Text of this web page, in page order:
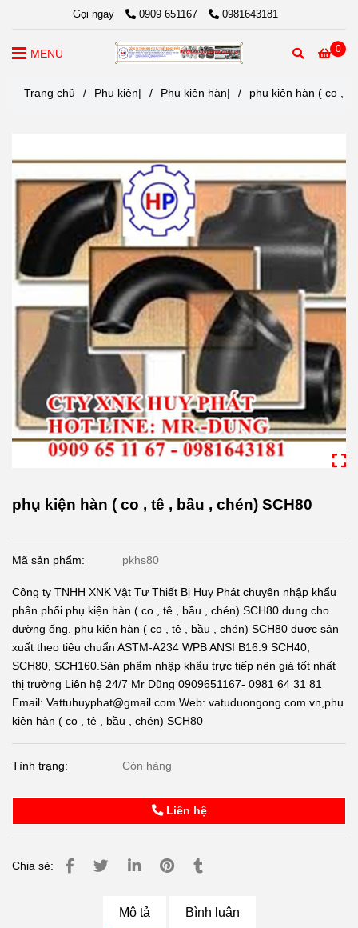
Gọi ngay 0909 651167 0981643181
0
MENU
Trang chủ / Phụ kiện| / Phụ kiện hàn| / phụ kiện hàn ( co ,
phụ kiện hàn ( co , tê , bầu , chén) SCH80
Mã sản phẩm: pkhs80
Công ty TNHH XNK Vật Tư Thiết Bị Huy Phát chuyên nhập khẩu
phân phối phụ kiện hàn ( co , tê , bầu , chén) SCH80 dung cho
đường ống. phụ kiện hàn ( co , tê , bầu , chén) SCH80 được sản
xuất theo tiêu chuẩn ASTM-A234 WPB ANSI B16.9 SCH40,
SCH80, SCH160.Sản phẩm nhập khẩu trực tiếp nên giá tốt nhất
thị trường Liên hệ 24/7 Mr Dũng 0909651167- 0981 64 31 81
Email: Vattuhuyphat@gmail.com Web: vatuduongong.com.vn,phụ
kiện hàn ( co , tê , bầu , chén) SCH80
Tình trạng: Còn hàng
Liên hệ
Chia sẻ:
Mô tả Bình luận